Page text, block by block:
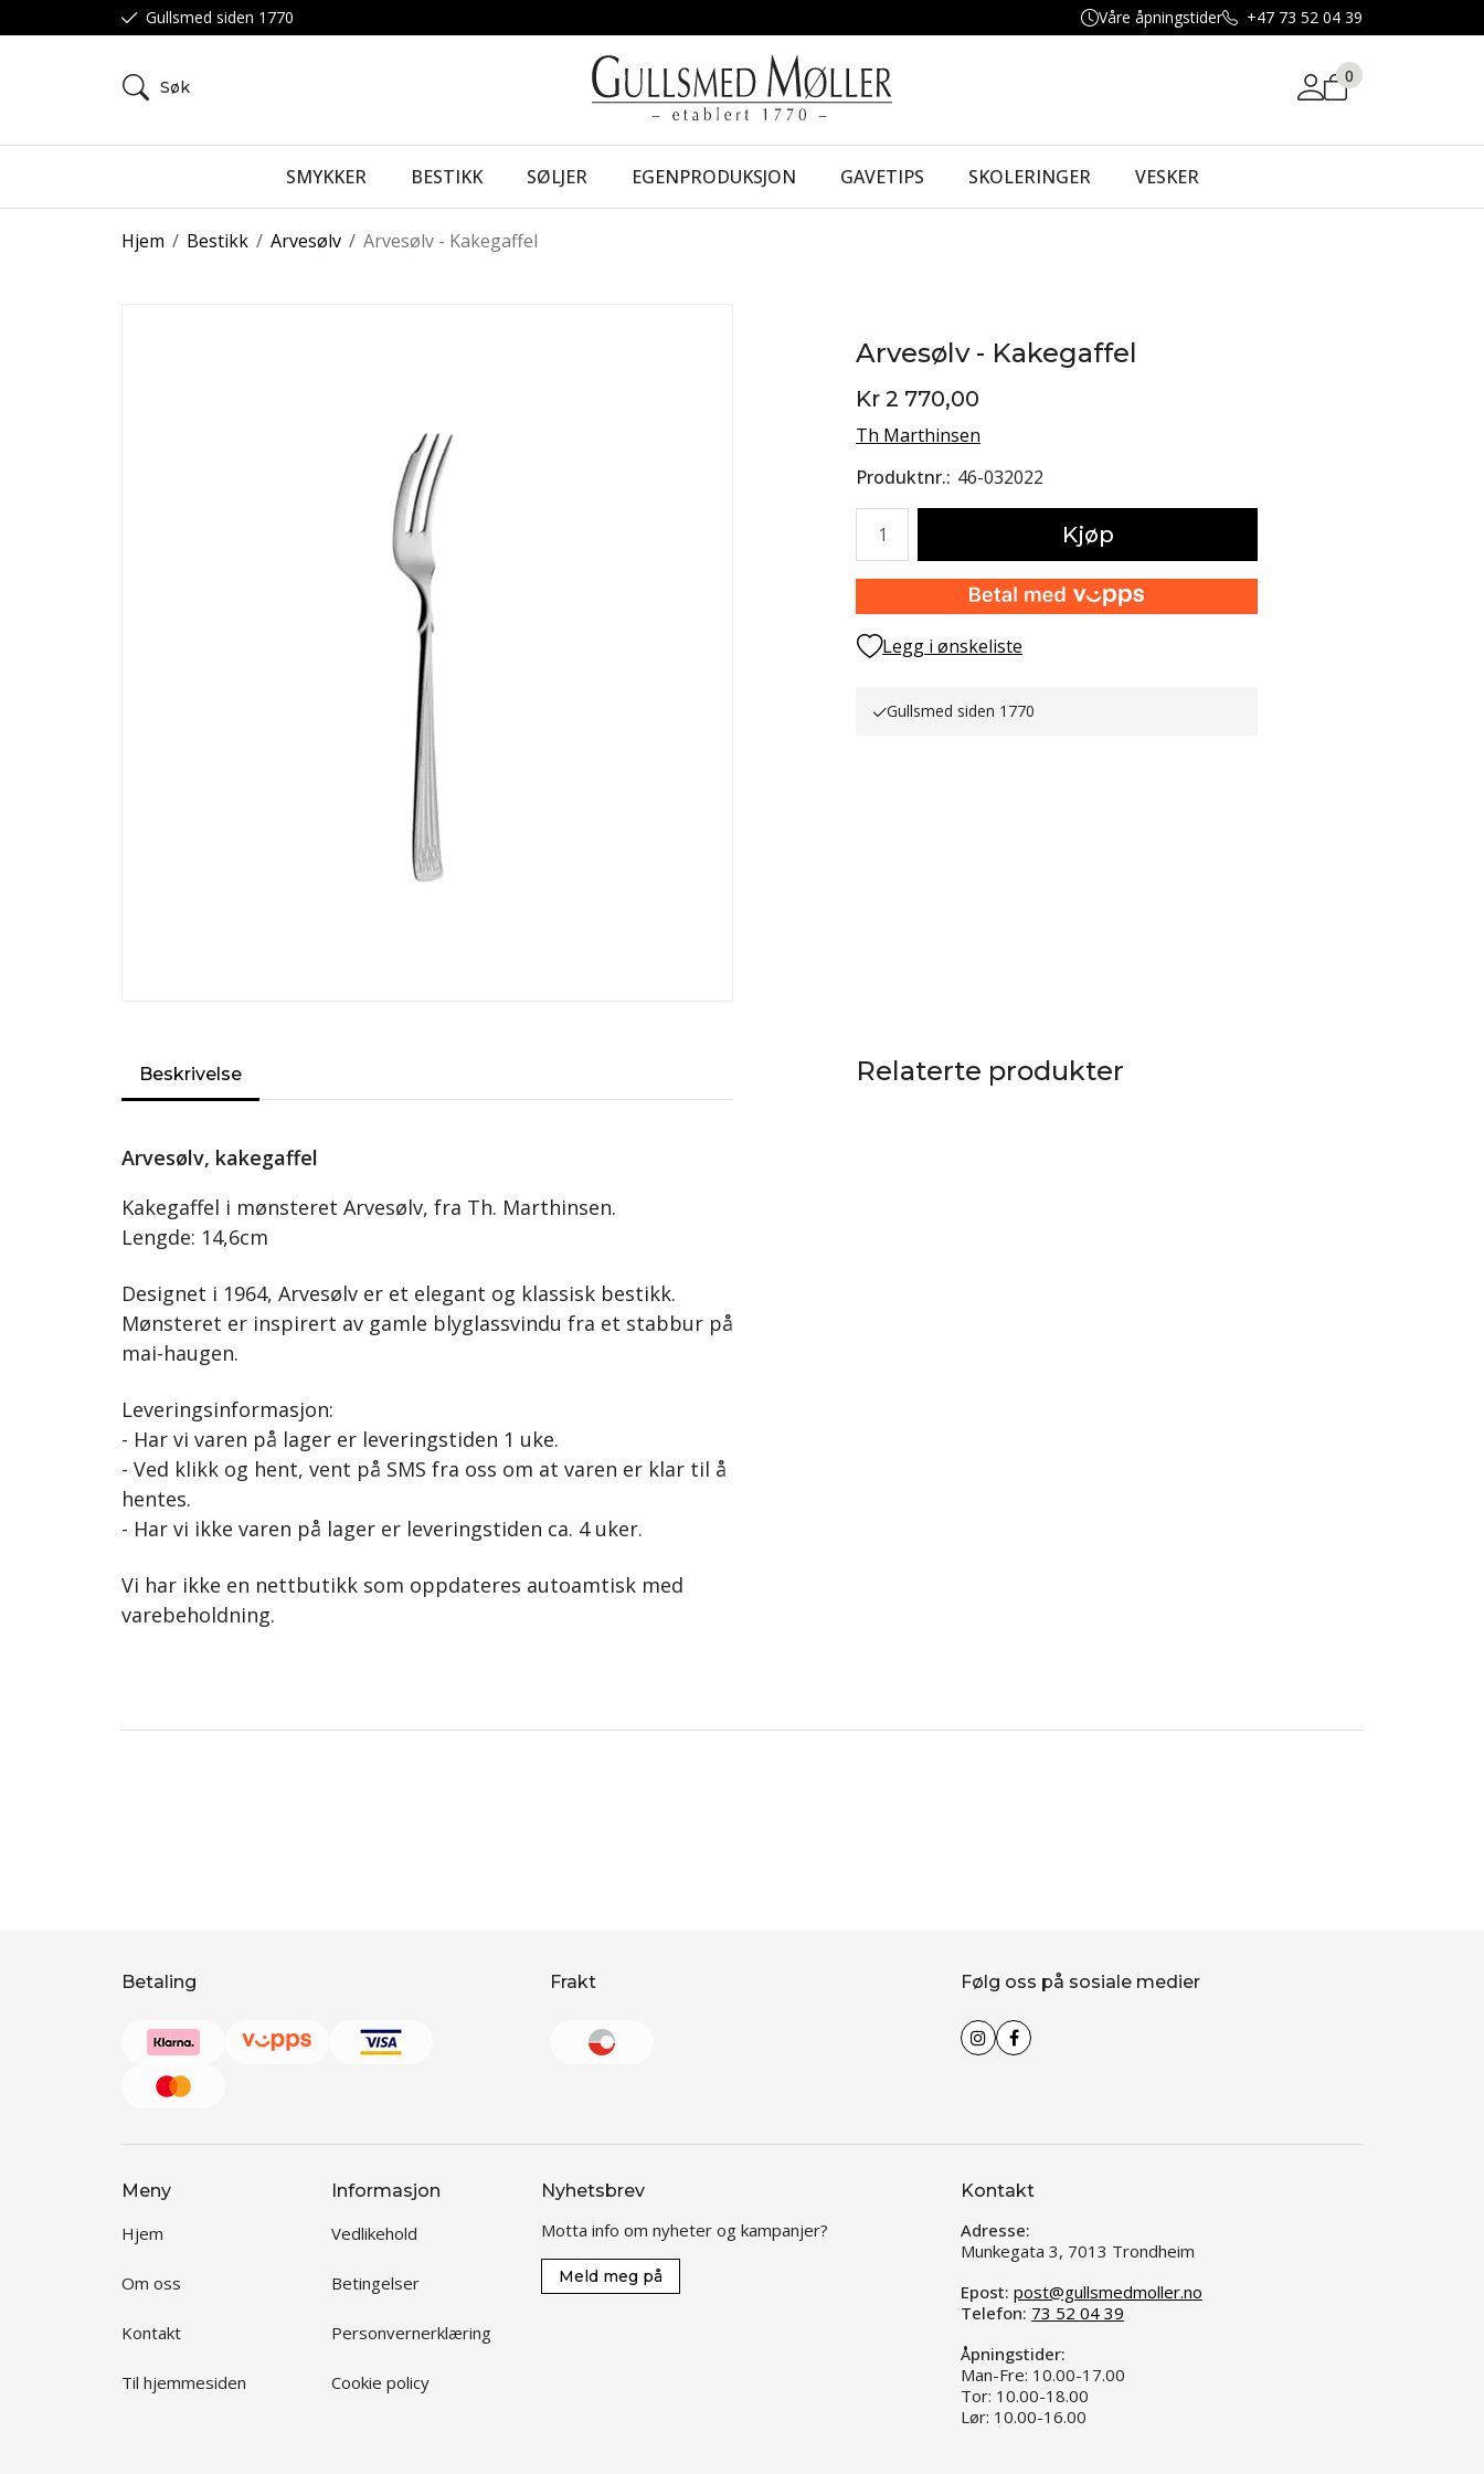
Gullsmed siden 1770 Våre åpningstider +47 73 52 04 39
Søk
0
SMYKKER BESTIKK SØLJER EGENPRODUKSJON GAVETIPS SKOLERINGER VESKER
/
Hjem /
Bestikk /
Arvesølv Arvesølv - Kakegaffel
Arvesølv - Kakegaffel
Kr 2 770,00
Th Marthinsen
Produktnr. 46-032022
Kjøp
Legg i ønskeliste
Gullsmed siden 1770
Beskrivelse
Arvesølv, kakegaffel
Kakegaffel i mønsteret Arvesølv, fra Th. Marthinsen.
Lengde: 14,6cm
Designet i 1964, Arvesølv er et elegant og klassisk bestikk.
Mønsteret er inspirert av gamle blyglassvindu fra et stabbur på
mai-haugen.
Leveringsinformasjon:
- Har vi varen på lager er leveringstiden 1 uke.
- Ved klikk og hent, vent på SMS fra oss om at varen er klar til å
hentes.
- Har vi ikke varen på lager er leveringstiden ca. 4 uker.
Vi har ikke en nettbutikk som oppdateres autoamtisk med
varebeholdning.
Relaterte produkter
Betaling Frakt Følg oss på sosiale medier
Meny
Hjem
Om oss
Kontakt
Til hjemmesiden
Informasjon
Vedlikehold
Betingelser
Personvernerklæring
Cookie policy
Nyhetsbrev
Motta info om nyheter og kampanjer?
Meld meg på
Kontakt
Adresse:
Munkegata 3, 7013 Trondheim
Epost: post@gullsmedmoller.no
Telefon: 73 52 04 39
Åpningstider:
Man-Fre: 10.00-17.00
Tor: 10.00-18.00
Lør: 10.00-16.00